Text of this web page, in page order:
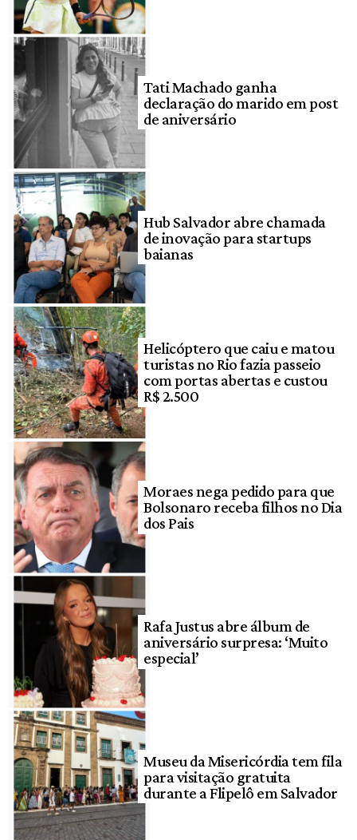
Tati Machado ganha
declaração do marido em post
de aniversário
Hub Salvador abre chamada
de inovação para startups
baianas
Helicóptero que caiu e matou
turistas no Rio fazia passeio
com portas abertas e custou
R$ 2.500
Moraes nega pedido para que
Bolsonaro receba filhos no Dia
dos Pais
Rafa Justus abre álbum de
aniversário surpresa: ‘Muito
especial’
Museu da Misericórdia tem fila
para visitação gratuita
durante a Flipelô em Salvador